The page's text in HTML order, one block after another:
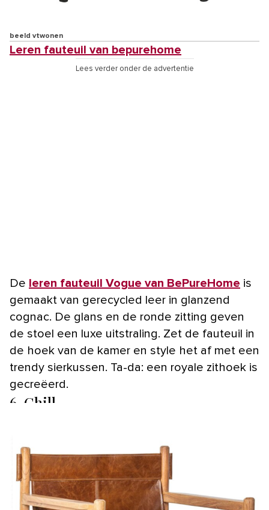
beeld vtwonen
Leren fauteuil van bepurehome
Lees verder onder de advertentie
De leren fauteuil Vogue van BePureHome is
gemaakt van gerecycled leer in glanzend
cognac. De glans en de ronde zitting geven
de stoel een luxe uitstraling. Zet de fauteuil in
de hoek van de kamer en style het af met een
trendy sierkussen. Ta-da: een royale zithoek is
gecreëerd.
6. Chill